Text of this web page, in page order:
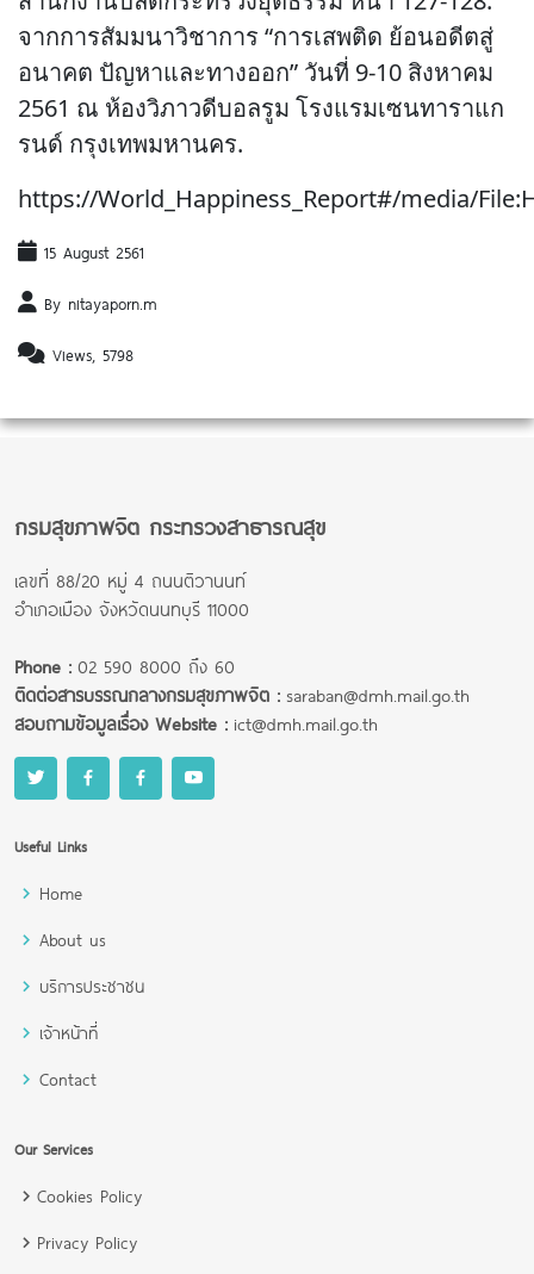
จากการสัมมนาวิชาการ “การเสพติด ย้อนอดีตสู่
อนาคต ปัญหาและทางออก” วันที่ 9-10 สิงหาคม
2561 ณ ห้องวิภาวดีบอลรูม โรงแรมเซนทาราแก
รนด์ กรุงเทพมหานคร.
https://World_Happiness_Report#/media/
15 August 2561
By nitayaporn.m
Views, 5798
กรมสุขภาพจิต กระทรวงสาธารณสุข
เลขที่ 88/20 หมู่ 4 ถนนติวานนท์
อำเภอเมือง จังหวัดนนทบุรี 11000
Phone :02 590 8000 ถึง 60
ติดต่อสารบรรณกลางกรมสุขภาพจิต :saraban@dmh.mail.go.th
สอบถามข้อมูลเรื่อง Website :ict@dmh.mail.go.th
Useful Links
Home
About us
บริการประชาชน
เจ้าหน้าที่
Contact
Our Services
Cookies Policy
Privacy Policy